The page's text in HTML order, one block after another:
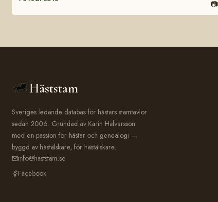
📷
Häststam
Sveriges ledande databas för hästars stamtavlor
sedan 2006. Grundad av Karin Halvarsson
med en passion för hästar och genealogi —
byggd av hästälskare, för hästälskare.
info@haststam.se
Facebook